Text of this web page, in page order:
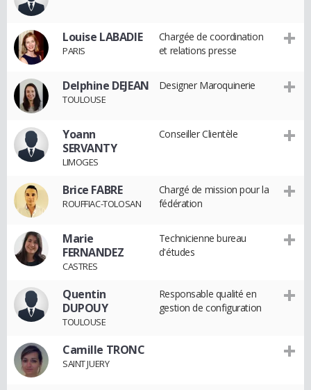
Louise LABADIE
PARIS
Chargée de coordination
et relations presse
Delphine DEJEAN
TOULOUSE
Designer Maroquinerie
Yoann
SERVANTY
LIMOGES
Conseiller Clientèle
Brice FABRE
ROUFFIAC-TOLOSAN
Chargé de mission pour la
fédération
Marie
FERNANDEZ
CASTRES
Technicienne bureau
d'études
Quentin
DUPOUY
TOULOUSE
Responsable qualité en
gestion de configuration
Camille TRONC
SAINT JUERY